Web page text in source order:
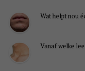
Wat helpt nou
Vanaf welke